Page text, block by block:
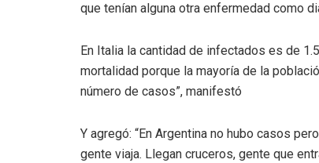
que tenían alguna otra enfermedad como
En Italia la cantidad de infectados es de
mortalidad porque la mayoría de la
número de casos”, manifestó
Y agregó: “En Argentina no hubo casos
gente viaja. Llegan cruceros, gente que